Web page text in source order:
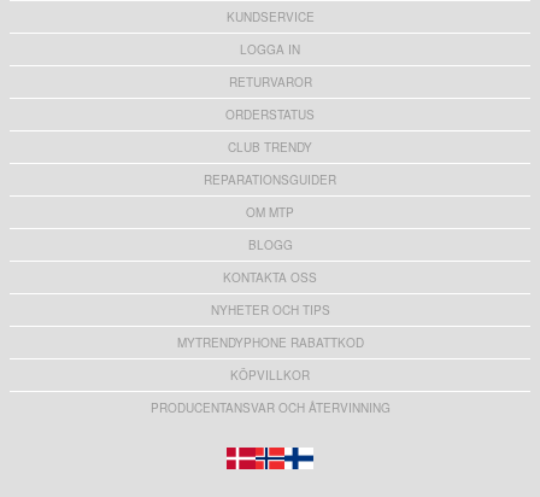
KUNDSERVICE
LOGGA IN
RETURVAROR
ORDERSTATUS
CLUB TRENDY
REPARATIONSGUIDER
OM MTP
BLOGG
KONTAKTA OSS
NYHETER OCH TIPS
MYTRENDYPHONE RABATTKOD
KÖPVILLKOR
PRODUCENTANSVAR OCH ÅTERVINNING